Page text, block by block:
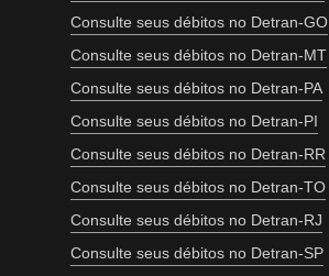
Consulte seus débitos no Detran-GO
Consulte seus débitos no Detran-MT
Consulte seus débitos no Detran-PA
Consulte seus débitos no Detran-PI
Consulte seus débitos no Detran-RR
Consulte seus débitos no Detran-TO
Consulte seus débitos no Detran-RJ
Consulte seus débitos no Detran-SP